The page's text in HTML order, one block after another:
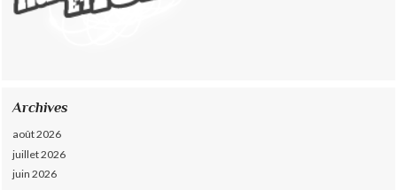
Archives
août 2026
juillet 2026
juin 2026